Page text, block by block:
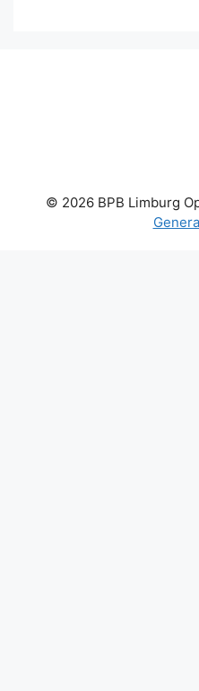
© 2026 BPB Limburg